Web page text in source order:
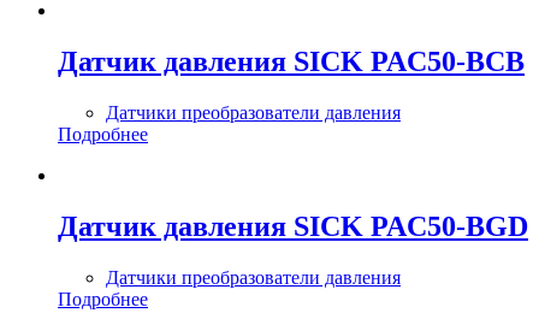
Датчик давления SICK PAC50-BCB
Датчики преобразователи давления
Подробнее
Датчик давления SICK PAC50-BGD
Датчики преобразователи давления
Подробнее